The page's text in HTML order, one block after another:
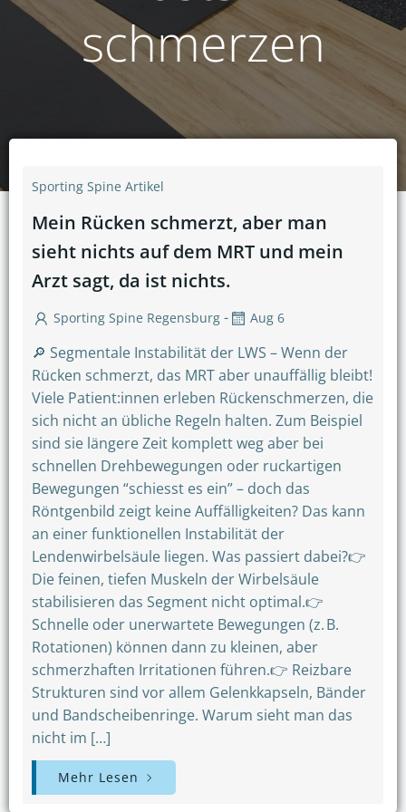
schmerzen
Sporting Spine Artikel
Mein Rücken schmerzt, aber man
sieht nichts auf dem MRT und mein
Arzt sagt, da ist nichts.
Sporting Spine Regensburg - Aug 6
🔎 Segmentale Instabilität der LWS – Wenn der
Rücken schmerzt, das MRT aber unauffällig bleibt!
Viele Patient:innen erleben Rückenschmerzen, die
sich nicht an übliche Regeln halten. Zum Beispiel
sind sie längere Zeit komplett weg aber bei
schnellen Drehbewegungen oder ruckartigen
Bewegungen “schiesst es ein” – doch das
Röntgenbild zeigt keine Auffälligkeiten? Das kann
an einer funktionellen Instabilität der
Lendenwirbelsäule liegen. Was passiert dabei?👉
Die feinen, tiefen Muskeln der Wirbelsäule
stabilisieren das Segment nicht optimal.👉
Schnelle oder unerwartete Bewegungen (z. B.
Rotationen) können dann zu kleinen, aber
schmerzhaften Irritationen führen.👉 Reizbare
Strukturen sind vor allem Gelenkkapseln, Bänder
und Bandscheibenringe. Warum sieht man das
nicht im […]
Mehr Lesen